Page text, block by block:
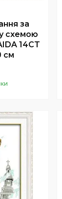
за
схемою
14CT
см